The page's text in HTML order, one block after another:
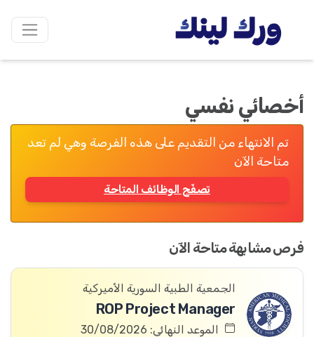
أخصائي نفسي
تم الانتهاء من التقديم على هذه الفرصة وهي لم تعد
متاحة الآن
تصفّح الوظائف المتاحة
فرص مشابهة متاحة الآن
الجمعية الطبية السورية الأميركية
ROP Project Manager
الموعد النهائي: 30/08/2026